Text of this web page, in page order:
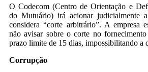
O Codecom (Centro de Orientação e
do Mutuário) irá acionar judicialmente
considera “corte arbitrário”. A empresa
não avisar sobre o corte no
prazo limite de 15 dias, impossibilitando a
Corrupção